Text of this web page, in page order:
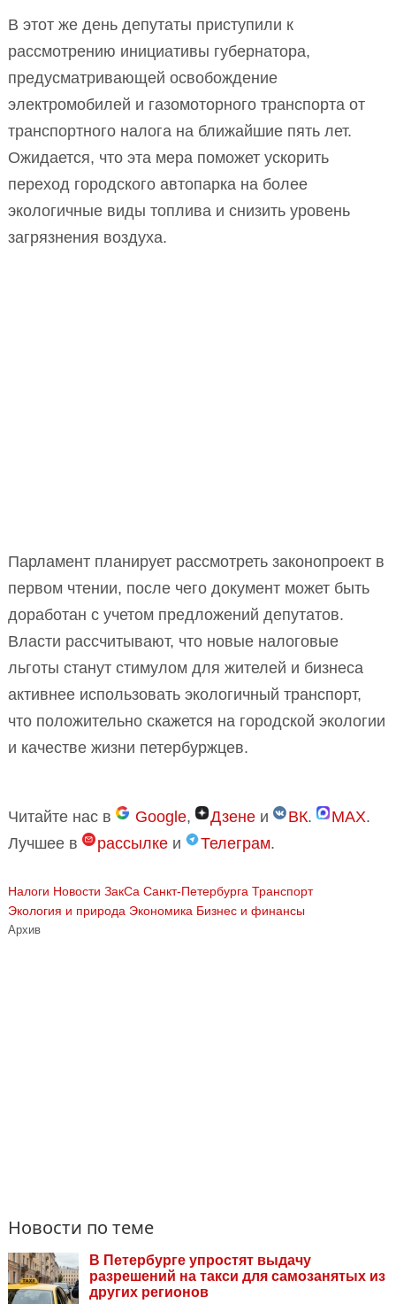
В этот же день депутаты приступили к
рассмотрению инициативы губернатора,
предусматривающей освобождение
электромобилей и газомоторного транспорта от
транспортного налога на ближайшие пять лет.
Ожидается, что эта мера поможет ускорить
переход городского автопарка на более
экологичные виды топлива и снизить уровень
загрязнения воздуха.
Парламент планирует рассмотреть законопроект в
первом чтении, после чего документ может быть
доработан с учетом предложений депутатов.
Власти рассчитывают, что новые налоговые
льготы станут стимулом для жителей и бизнеса
активнее использовать экологичный транспорт,
что положительно скажется на городской экологии
и качестве жизни петербуржцев.
Читайте нас в Google, Дзене и ВК. MAX.
Лучшее в
рассылке и Телеграм.
Налоги Новости ЗакСа Санкт-Петербурга Транспорт
Экология и природа Экономика Бизнес и финансы
Архив
Новости по теме
В Петербурге упростят выдачу
разрешений на такси для самозанятых из
других регионов